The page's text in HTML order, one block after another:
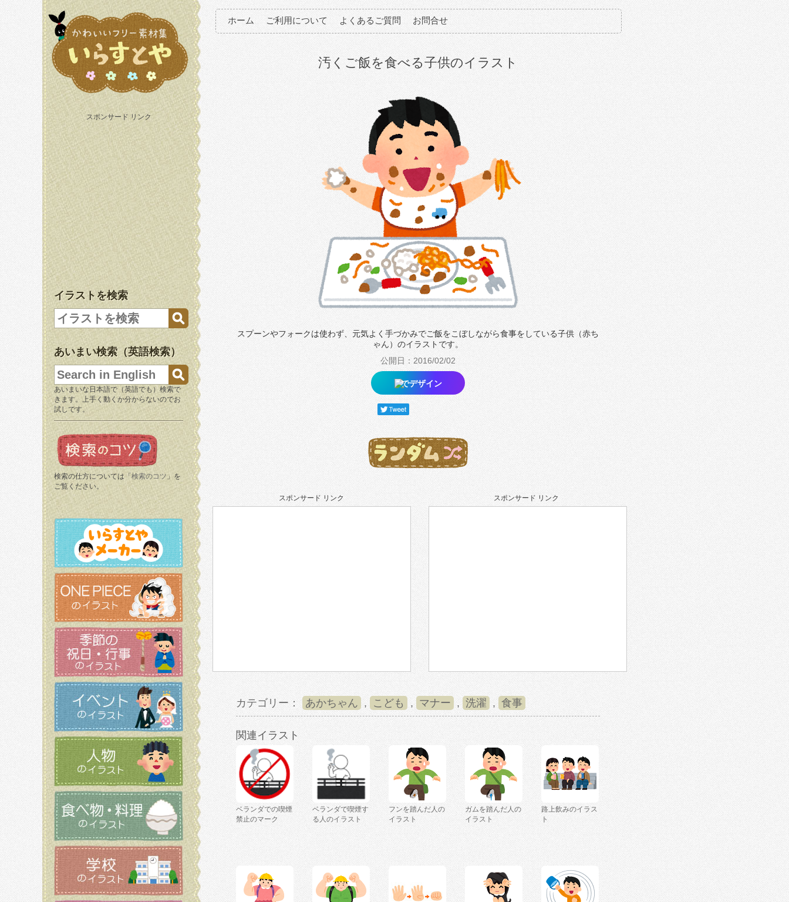
スポンサード リンク
イラストを検索
あいまい検索（英語検索）
あいまいな日本語で（英語でも）検索で
きます。上手く動くか分からないのでお
試しです。
検索の仕方については「 検索のコツ 」を
ご覧ください。
ホーム ご利用について よくあるご質問 お問合せ
汚くご飯を食べる子供のイラスト
スプーンやフォークは使わず、元気よく手づかみでご飯をこぼしながら食事をしている子供（赤ち
ゃん）のイラストです。
公開日：2016/02/02
でデザイン
スポンサード リンク スポンサード リンク
カテゴリー： あかちゃん , こども , マナー , 洗濯 , 食事
関連イラスト
ベランダでの喫煙
禁止のマーク
ベランダで喫煙す
る人のイラスト
フンを踏んだ人の
イラスト
ガムを踏んだ人の
イラスト
路上飲みのイラス
ト